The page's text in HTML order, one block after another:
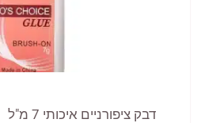
דבק ציפורניים איכותי 7 מ"ל